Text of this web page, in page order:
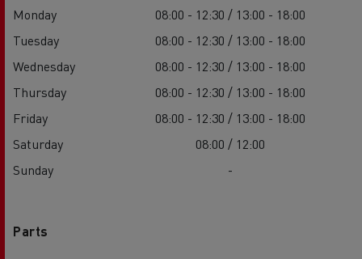
Monday
08:00 - 12:30 / 13:00 - 18:00
Tuesday
08:00 - 12:30 / 13:00 - 18:00
Wednesday
08:00 - 12:30 / 13:00 - 18:00
Thursday
08:00 - 12:30 / 13:00 - 18:00
Friday
08:00 - 12:30 / 13:00 - 18:00
Saturday
08:00 / 12:00
Sunday
-
Parts